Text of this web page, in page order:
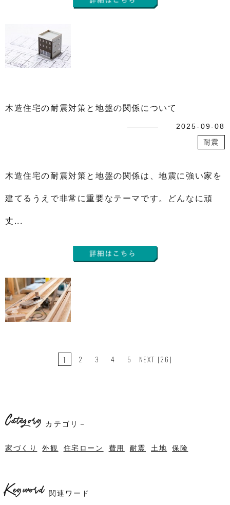
木造住宅の耐震対策と地盤の関係について
2025-09-08
耐震
木造住宅の耐震対策と地盤の関係は、地震に強い家を
建てるうえで非常に重要なテーマです。どんなに頑
丈...
1 2 3 4 5 NEXT [26]
Category カテゴリ－
家づくり 外観 住宅ローン 費用 耐震 土地 保険
Keyword 関連ワード